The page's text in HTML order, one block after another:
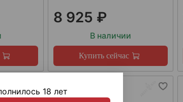
8 925 ₽
В наличии
Купить сейчас
18 лет